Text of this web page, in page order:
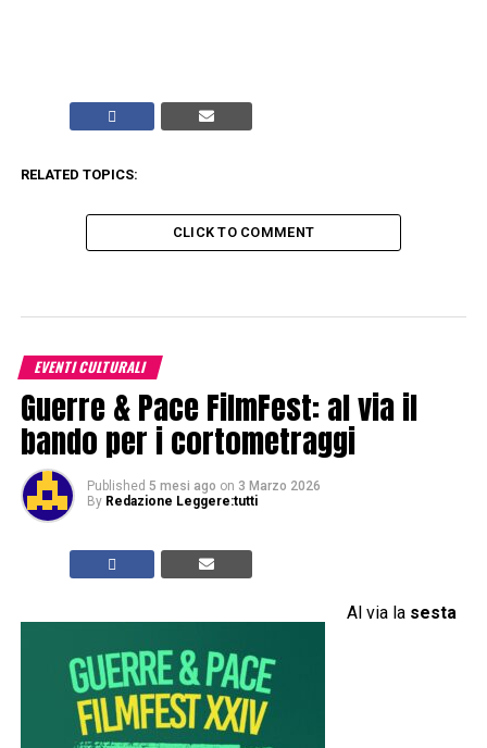
RELATED TOPICS:
CLICK TO COMMENT
EVENTI CULTURALI
Guerre & Pace FilmFest: al via il
bando per i cortometraggi
Published 5 mesi ago on 3 Marzo 2026
By Redazione Leggere:tutti
Al via la sesta